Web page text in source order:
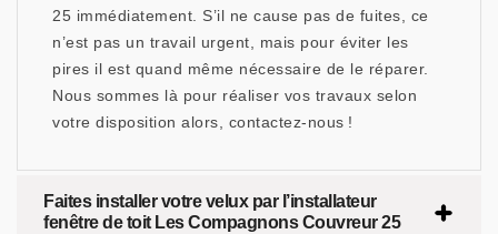
25 immédiatement. S’il ne cause pas de fuites, ce
n’est pas un travail urgent, mais pour éviter les
pires il est quand même nécessaire de le réparer.
Nous sommes là pour réaliser vos travaux selon
votre disposition alors, contactez-nous !
Faites installer votre velux par l’installateur
fenêtre de toit Les Compagnons Couvreur 25